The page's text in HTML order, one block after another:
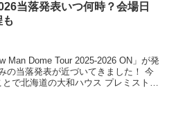
当落発表いつ何時？会場日
も
Man Dome Tour 2025-2026 ON」が発
の当落発表が近づいてきました！ 今
で北海道の大和ハウス プレミストド